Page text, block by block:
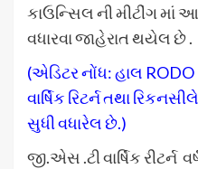
કાઉન્સિલ ની મીટીંગ માં
વધારવા જાહેરાત થયેલ છે .
(એડિટર નોંધ: હાલ RODO
વાર્ષિક રિટર્ન તથા
સુધી વધારેલ છે.)
જી.એસ .ટી વાર્ષિક રીટર્ન